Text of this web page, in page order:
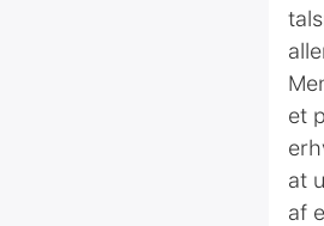
et
at
af